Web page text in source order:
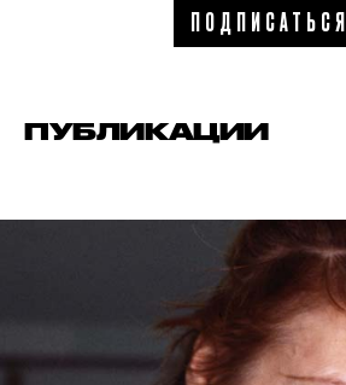
ПОДПИСАТЬСЯ
ПУБЛИКАЦИИ